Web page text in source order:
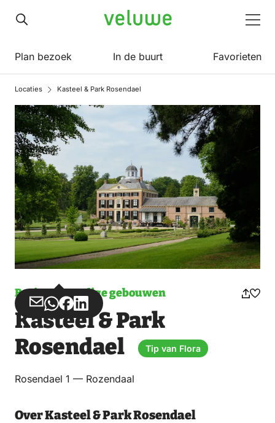
Veluwe
Plan bezoek In de buurt Favorieten
Locaties Kasteel & Park Rosendael
Bezienswaardige gebouwen
Deel
via
Deel
via
WhatsApp
Deel
op
Facebook
Deel
op
LinkedIn
Kasteel & Park
Rosendael
Tip van Flora
Rosendael 1 — Rozendaal
Over Kasteel & Park Rosendael